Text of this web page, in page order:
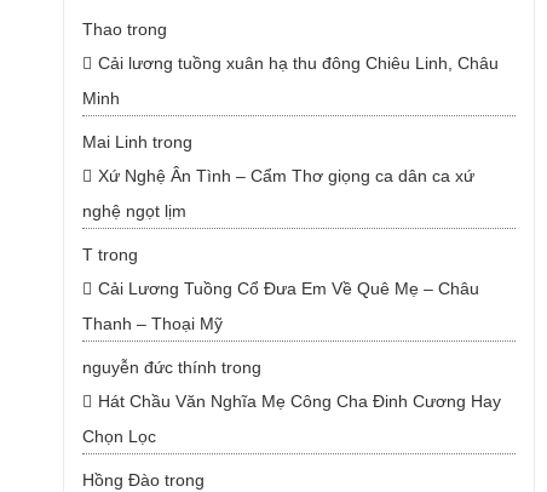
Thaotrong
Cải lương tuồng xuân hạ thu đông Chiêu Linh, Châu
Minh
Mai Linh trong
Xứ Nghệ Ân Tình – Cẩm Thơ giọng ca dân ca xứ
nghệ ngọt lịm
Ttrong
Cải Lương Tuồng Cổ Đưa Em Về Quê Mẹ – Châu
Thanh – Thoại Mỹ
nguyễn đức thính trong
Hát Chầu Văn Nghĩa Mẹ Công Cha Đinh Cương Hay
Chọn Lọc
Hồng Đàotrong